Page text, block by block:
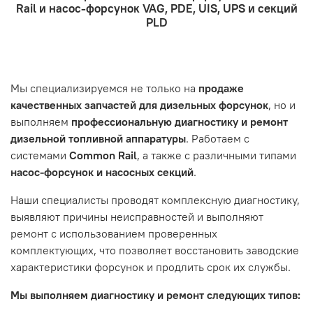
Проверьте правильность ввода информации: позиции
- Отправка по России и СНГ транспортной компанией,
находится в хорошем состоянии и что вы, как клиент,
знакомы с основными правилами обслуживания и
неисправности, вызванные нарушением правил
обслуживания или эксплуатации автомобиля. Если у вас
возникнут проблемы с отремонтированной системой,
мы обязательно разберемся в ситуации и предложим
решение. Однако если проблема вызвана одним из
перечисленных выше факторов, мы не сможем
Гарантия не распространяется на следующие случаи:
Истек гарантийный срок.
Товар является расходным материалом, который
тормозные колодки, диски сцепления, свечи зажигания
Rail и насос-форсунок VAG, PDE, UIS, UPS и секций
PLD
Мы специализируемся не только на продаже
качественных запчастей для дизельных форсунок, но и
выполняем профессиональную диагностику и ремонт
дизельной топливной аппаратуры. Работаем с
системами Common Rail, а также с различными типами
насос-форсунок и насосных секций.
Наши специалисты проводят комплексную диагностику,
выявляют причины неисправностей и выполняют
ремонт с использованием проверенных
комплектующих, что позволяет восстановить заводские
характеристики форсунок и продлить срок их службы.
Мы выполняем диагностику и ремонт следующих типов: